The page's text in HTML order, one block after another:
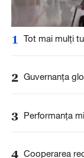
1 Tot mai mulți
2 Guvernanța
3 Performanța
4 Cooperarea